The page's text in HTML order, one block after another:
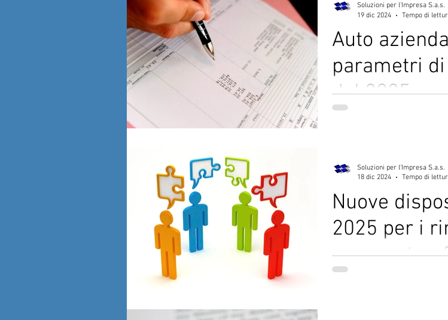
Auto
parametri
dal 2025
secondo...
Soluzioni per l'Impresa S.a.s.
19 dic 2024
Tempo di
Nuove
2025 per i
spese e
Soluzioni per l'Impresa S.a.s.
18 dic 2024
Tempo di